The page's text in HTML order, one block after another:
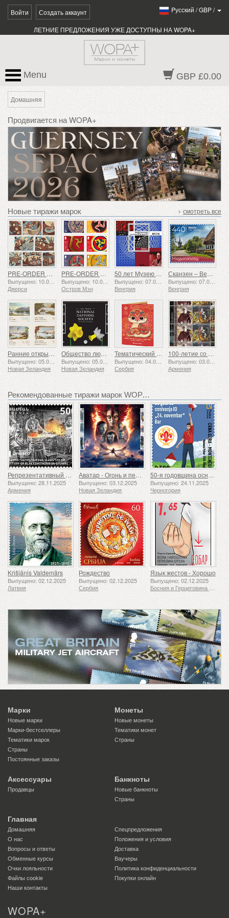
Войти Создать аккаунт Pусский /GBP/
ЛЕТНИЕ ПРЕДЛОЖЕНИЯ УЖЕ ДОСТУПНЫ НА WOPA+
GBP £0.00
Menu
Домашняя
Продвигается на WOPA+
Новые тиражи марок › смотреть все
PRE-ORDER Рассказы о Сент-Хелиере
Джерси
PRE-ORDER Коллекция «Трискелион II»
Выпущено: 10.08.2026
Остров Мэн
50 лет Музею Вазарели в Пече
Венгрия
Сканзен – Венгерский музей под открытым небом
Выпущено: 07.08.2026
Венгрия
Ранние открытки
Выпущено: 05.08.2026
Новая Зеландия
Общество любителей нарциссов: 100 лет
Выпущено: 05.08.2026
Новая Зеландия
Тематический набор - Год Змеи
Выпущено: 04.08.2026
Сербия
100-летие со дня рождения Григора Ханджяна
Выпущено: 03.08.2026
Армения
Рекомендованные тиражи марок WOPA+
Репрезентативный список нематериального культурного наследия человечества ЮНЕСКО — Традиция кузнечного дела в Гюмри
Выпущено: 28.11.2025
Армения
Аватар - Огонь и пепел
Выпущено: 03.12.2025
Новая Зеландия
50-я годовщина основания Ассоциации скаутов «24 ноября»
Выпущено: 24.11.2025
Черногория
Krišjānis Valdemārs
Выпущено: 02.12.2025
Латвия
Рождество
Выпущено: 02.12.2025
Сербия
Язык жестов - Хорошо
Выпущено: 02.12.2025
Марки
Новые марки
Марки-бестселлеры
Тематики марок
Страны
Постоянные заказы
Монеты
Новые монеты
Тематики монет
Страны
Аксессуары
Продавцы
Банкноты
Новые банкноты
Страны
Главная
Домашняя
Спецпредложения
О нас
Положения и условия
Вопросы и ответы
Доставка
Обменные курсы
Ваучеры
Очки лояльности
Политика конфиденциальности
Файлы сookie
Покупки онлайн
Наши контакты
WOPA+